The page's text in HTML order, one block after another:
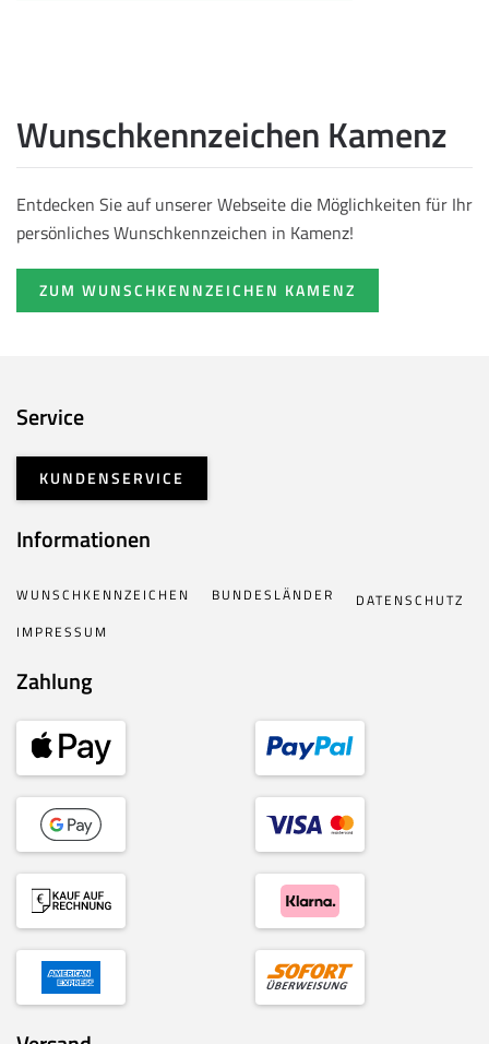
Wunschkennzeichen Kamenz
Entdecken Sie auf unserer Webseite die Möglichkeiten für Ihr
persönliches Wunschkennzeichen in Kamenz!
ZUM WUNSCHKENNZEICHEN KAMENZ
Service
KUNDENSERVICE
Informationen
WUNSCHKENNZEICHEN BUNDESLÄNDER
DATENSCHUTZ
IMPRESSUM
Zahlung